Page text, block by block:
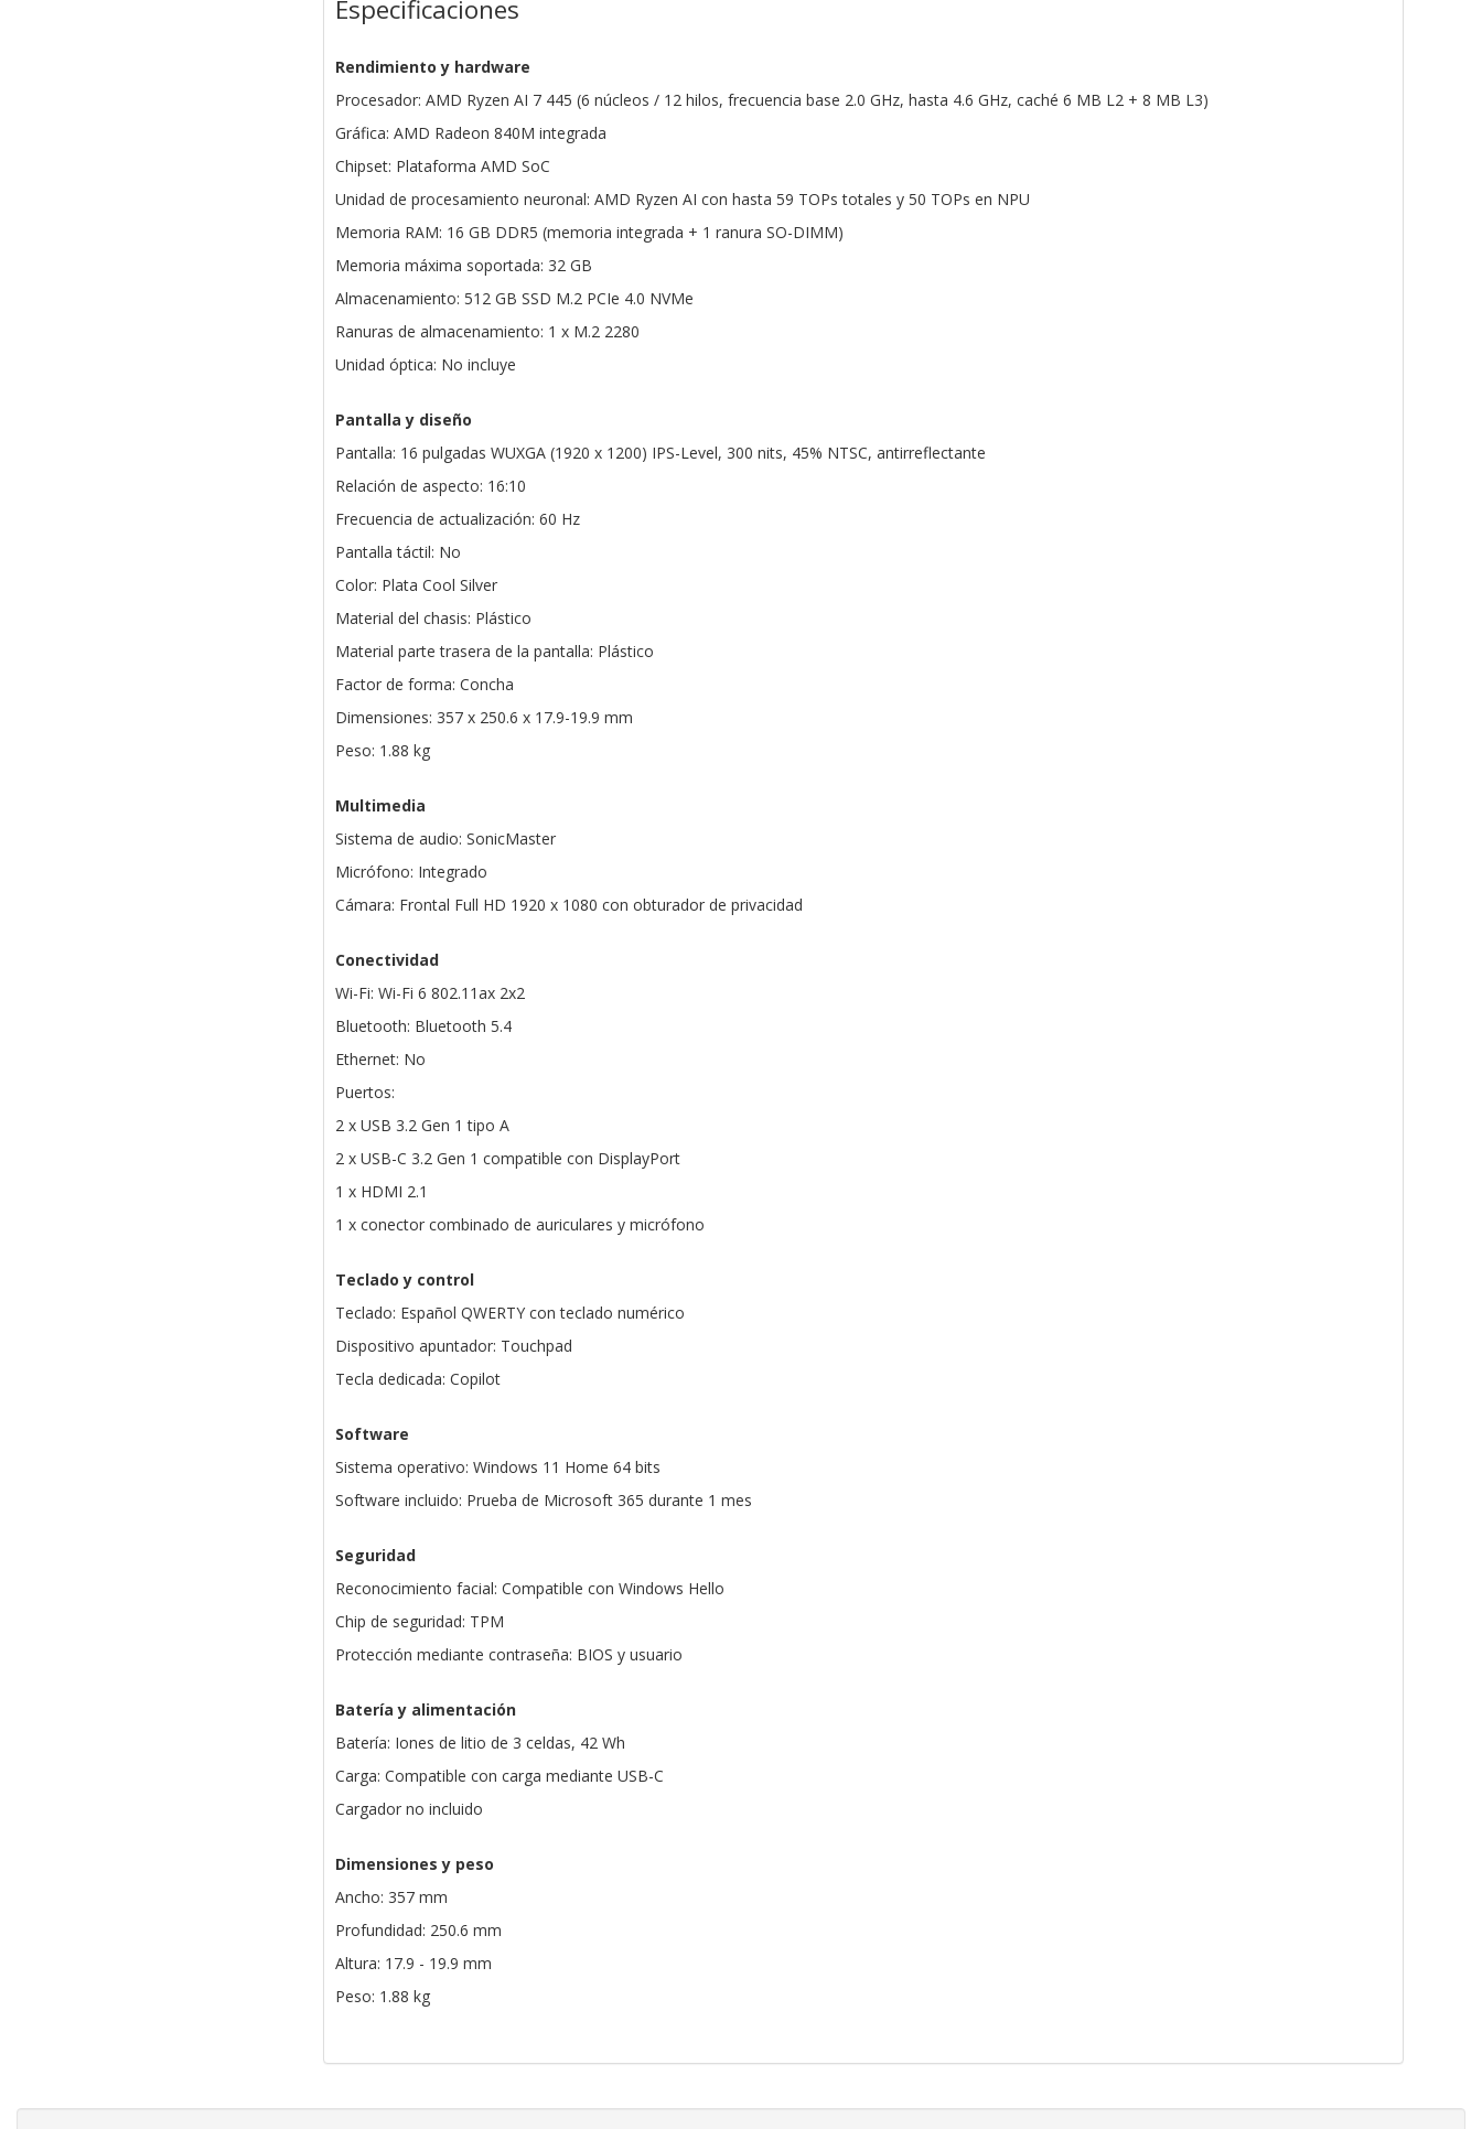
Especificaciones
Rendimiento y hardware
Procesador: AMD Ryzen AI 7 445 (6 núcleos / 12 hilos, frecuencia base 2.0 GHz, hasta 4.6 GHz, caché 6 MB L2 + 8 MB L3)
Gráfica: AMD Radeon 840M integrada
Chipset: Plataforma AMD SoC
Unidad de procesamiento neuronal: AMD Ryzen AI con hasta 59 TOPs totales y 50 TOPs en NPU
Memoria RAM: 16 GB DDR5 (memoria integrada + 1 ranura SO-DIMM)
Memoria máxima soportada: 32 GB
Almacenamiento: 512 GB SSD M.2 PCIe 4.0 NVMe
Ranuras de almacenamiento: 1 x M.2 2280
Unidad óptica: No incluye
Pantalla y diseño
Pantalla: 16 pulgadas WUXGA (1920 x 1200) IPS-Level, 300 nits, 45% NTSC, antirreflectante
Relación de aspecto: 16:10
Frecuencia de actualización: 60 Hz
Pantalla táctil: No
Color: Plata Cool Silver
Material del chasis: Plástico
Material parte trasera de la pantalla: Plástico
Factor de forma: Concha
Dimensiones: 357 x 250.6 x 17.9-19.9 mm
Peso: 1.88 kg
Multimedia
Sistema de audio: SonicMaster
Micrófono: Integrado
Cámara: Frontal Full HD 1920 x 1080 con obturador de privacidad
Conectividad
Wi-Fi: Wi-Fi 6 802.11ax 2x2
Bluetooth: Bluetooth 5.4
Ethernet: No
Puertos:
2 x USB 3.2 Gen 1 tipo A
2 x USB-C 3.2 Gen 1 compatible con DisplayPort
1 x HDMI 2.1
1 x conector combinado de auriculares y micrófono
Teclado y control
Teclado: Español QWERTY con teclado numérico
Dispositivo apuntador: Touchpad
Tecla dedicada: Copilot
Software
Sistema operativo: Windows 11 Home 64 bits
Software incluido: Prueba de Microsoft 365 durante 1 mes
Seguridad
Reconocimiento facial: Compatible con Windows Hello
Chip de seguridad: TPM
Protección mediante contraseña: BIOS y usuario
Batería y alimentación
Batería: Iones de litio de 3 celdas, 42 Wh
Carga: Compatible con carga mediante USB-C
Cargador no incluido
Dimensiones y peso
Ancho: 357 mm
Profundidad: 250.6 mm
Altura: 17.9 - 19.9 mm
Peso: 1.88 kg